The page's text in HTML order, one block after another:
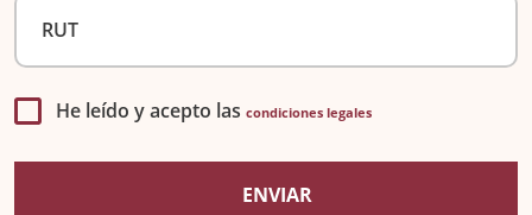
He leído y acepto las condiciones legales
ENVIAR